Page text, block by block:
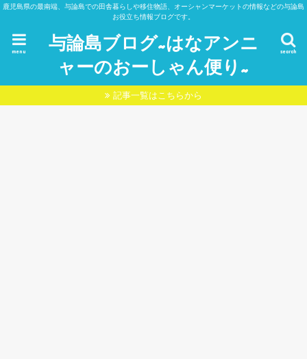
鹿児島県の最南端、与論島での田舎暮らしや移住物語、オーシャンマーケットの情報などの与論島
お役立ち情報ブログです。
与論島ブログ~はなアンニ
ャーのおーしゃん便り~
search
menu
記事一覧はこちらから